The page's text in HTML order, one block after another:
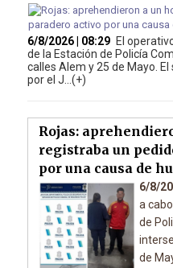
6/8/2026 | 08:29 El
de la Estación de Policía
calles Alem y 25 de Mayo.
por el J...(+)
Rojas:
registraba un
por una causa de
6/8/
a
de
de